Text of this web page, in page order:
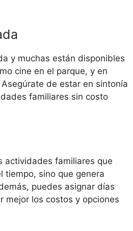
y muchas están disponibles
cine en el parque, y en
de estar en sintonía
familiares sin costo
actividades familiares que
tiempo, sino que genera
puedes asignar días
mejor los costos y opciones